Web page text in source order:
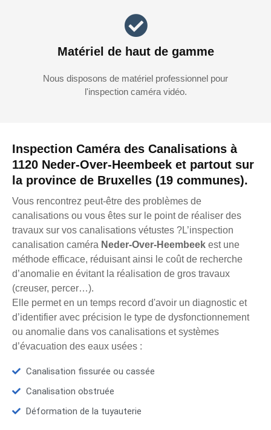
Inspection Caméra des Canalisations à
1120 Neder-Over-Heembeek et partout sur
la province de Bruxelles (19 communes).
Vous rencontrez peut-être des problèmes de
canalisations ou vous êtes sur le point de réaliser des
travaux sur vos canalisations vétustes ?L’inspection
canalisation caméra Neder-Over-Heembeek est une
méthode efficace, réduisant ainsi le coût de recherche
d’anomalie en évitant la réalisation de gros travaux
(creuser, percer…).
Elle permet en un temps record d'avoir un diagnostic et
d’identifier avec précision le type de dysfonctionnement
ou anomalie dans vos canalisations et systèmes
d’évacuation des eaux usées :
Canalisation fissurée ou cassée
Canalisation obstruée
Déformation de la tuyauterie
Matériel de haut de gamme
Nous disposons de matériel professionnel pour
l'inspection caméra vidéo.